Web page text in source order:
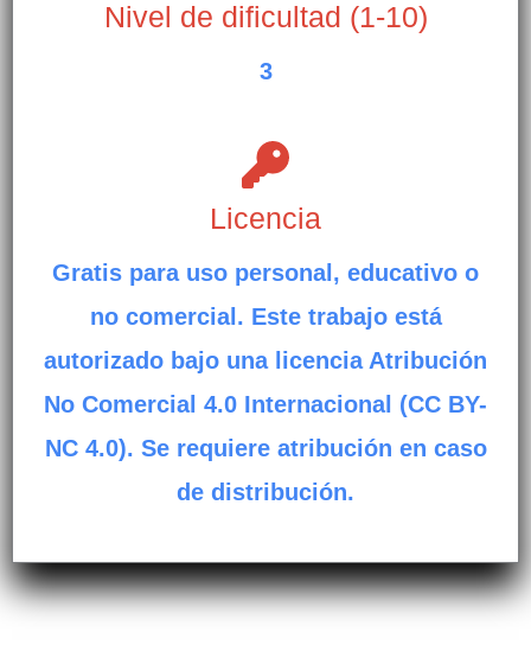
Nivel de dificultad (1-10)
3
Licencia
Gratis para uso personal, educativo o
no comercial. Este trabajo está
autorizado bajo una licencia Atribución
No Comercial 4.0 Internacional (CC BY-
NC 4.0). Se requiere atribución en caso
de distribución.